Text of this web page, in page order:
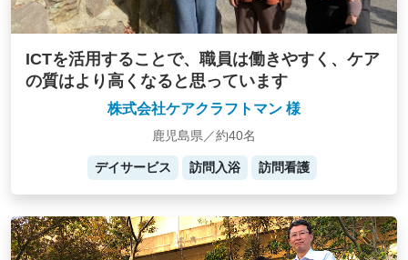
ICTを活用することで、職員は働きやすく、ケア
の質はより高くなると思っています
株式会社ケアクラフトマン 様
鹿児島県／約40名
デイサービス 訪問入浴 訪問看護